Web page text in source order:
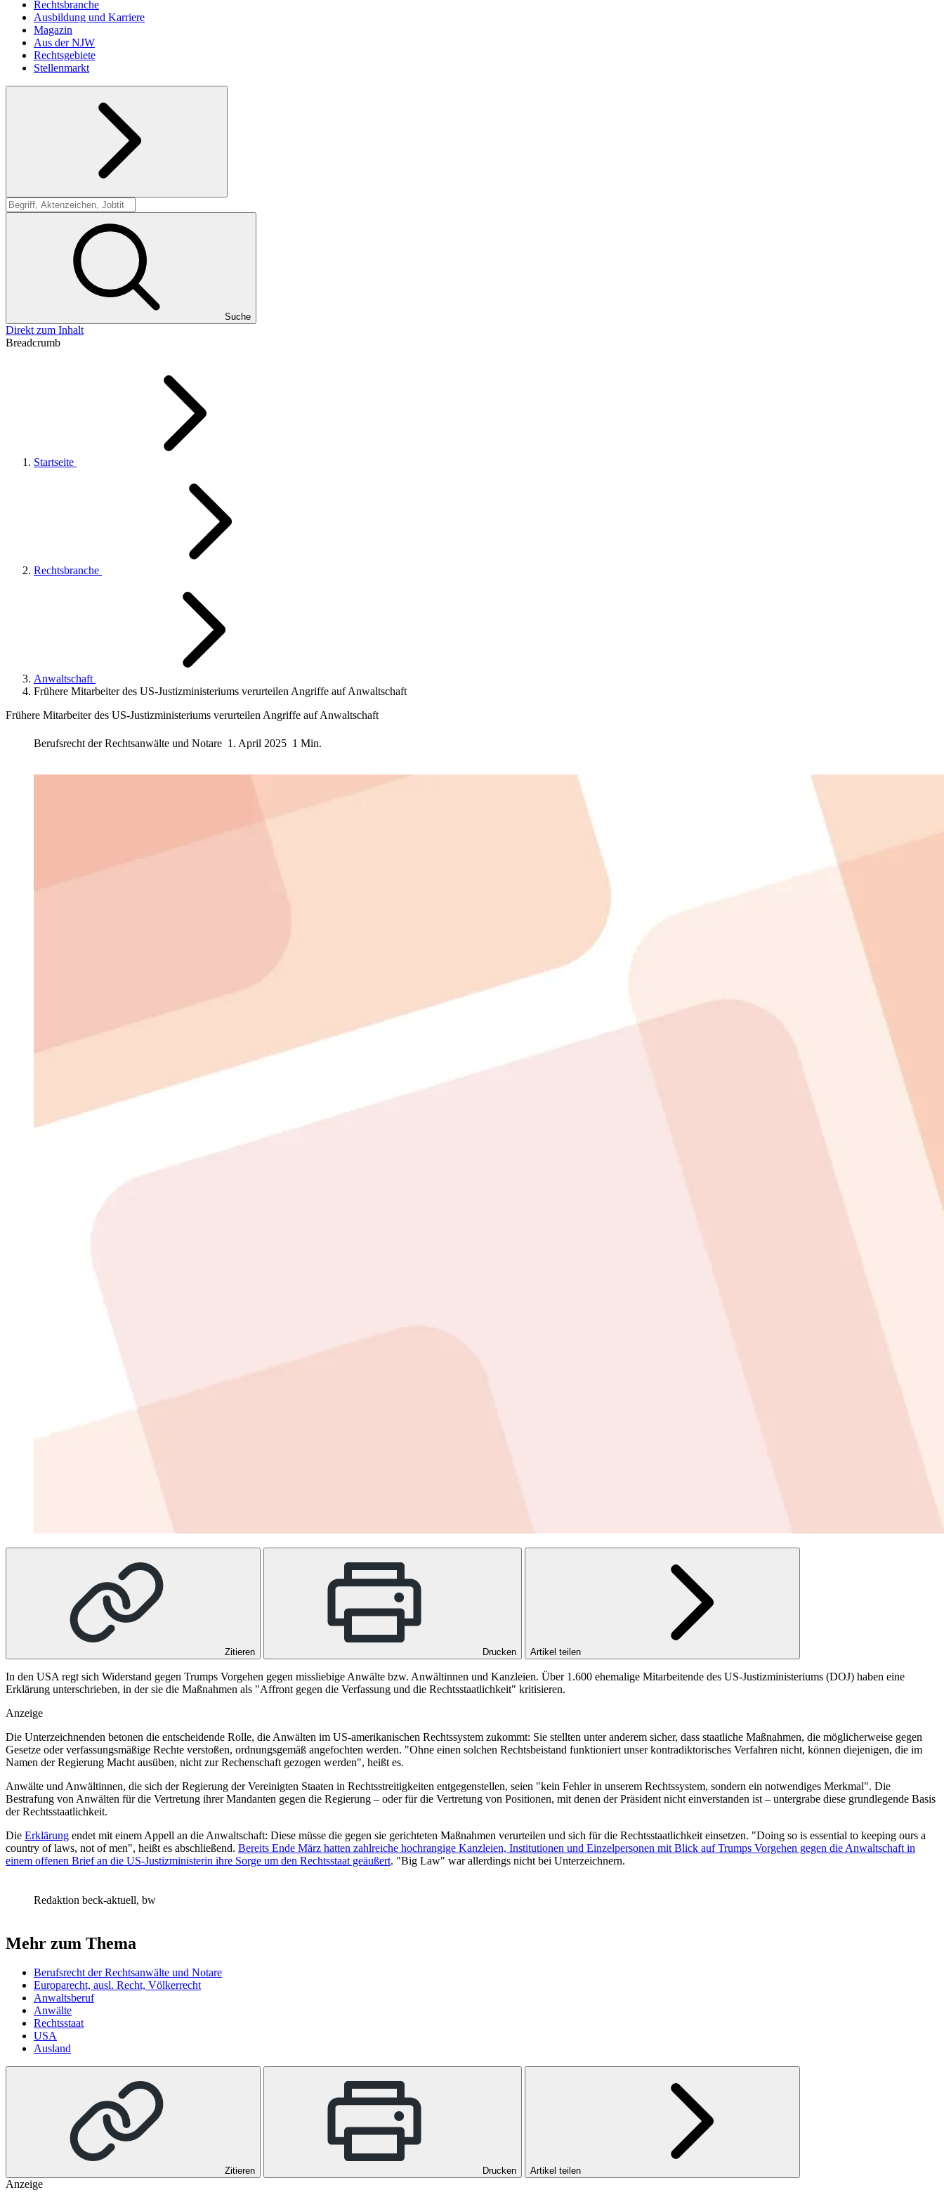
Rechtsbranche
Ausbildung und Karriere
Magazin
Aus der NJW
Rechtsgebiete
Stellenmarkt
Suche
Suche
Direkt zum Inhalt
Breadcrumb
Startseite
Rechtsbranche
Anwaltschaft
Frühere Mitarbeiter des US-Justizministeriums verurteilen Angriffe auf Anwaltschaft
Frühere Mitarbeiter des US-Justizministeriums verurteilen Angriffe auf Anwaltschaft
Berufsrecht der Rechtsanwälte und Notare 1. April 2025 1 Min.
Zitieren Drucken Artikel teilen
In den USA regt sich Widerstand gegen Trumps Vorgehen gegen missliebige Anwälte bzw. Anwältinnen und Kanzleien. Über 1.600 ehemalige Mitarbeitende des US-Justizministeriums (DOJ) haben eine
Erklärung unterschrieben, in der sie die Maßnahmen als "Affront gegen die Verfassung und die Rechtsstaatlichkeit" kritisieren.
Anzeige
Die Unterzeichnenden betonen die entscheidende Rolle, die Anwälten im US-amerikanischen Rechtssystem zukommt: Sie stellten unter anderem sicher, dass staatliche Maßnahmen, die möglicherweise gegen
Gesetze oder verfassungsmäßige Rechte verstoßen, ordnungsgemäß angefochten werden. "Ohne einen solchen Rechtsbeistand funktioniert unser kontradiktorisches Verfahren nicht, können diejenigen, die im
Namen der Regierung Macht ausüben, nicht zur Rechenschaft gezogen werden", heißt es.
Anwälte und Anwältinnen, die sich der Regierung der Vereinigten Staaten in Rechtsstreitigkeiten entgegenstellen, seien "kein Fehler in unserem Rechtssystem, sondern ein notwendiges Merkmal". Die
Bestrafung von Anwälten für die Vertretung ihrer Mandanten gegen die Regierung – oder für die Vertretung von Positionen, mit denen der Präsident nicht einverstanden ist – untergrabe diese grundlegende Basis
der Rechtsstaatlichkeit.
Die Erklärung endet mit einem Appell an die Anwaltschaft: Diese müsse die gegen sie gerichteten Maßnahmen verurteilen und sich für die Rechtsstaatlichkeit einsetzen. "Doing so is essential to keeping ours a
country of laws, not of men", heißt es abschließend. Bereits Ende März hatten zahl­rei­che hoch­ran­gi­ge Kanz­lei­en, In­sti­tu­tio­nen und Ein­zel­per­so­nen mit Blick auf Trumps Vorgehen gegen die Anwaltschaft in
einem of­fe­nen Brief an die US-Jus­tiz­mi­nis­te­rin ihre Sorge um den Rechtsstaat geäußert. "Big Law" war allerdings nicht bei Unterzeichnern.
Redaktion beck-aktuell, bw
Mehr zum Thema
Berufsrecht der Rechtsanwälte und Notare
Europarecht, ausl. Recht, Völkerrecht
Anwaltsberuf
Anwälte
Rechtsstaat
USA
Ausland
Zitieren Drucken Artikel teilen
Anzeige